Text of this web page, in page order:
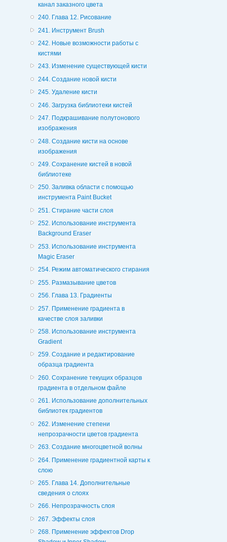
канал заказного цвета
240. Глава 12. Рисование
241. Инструмент Brush
242. Новые возможности работы с
кистями
243. Изменение существующей кисти
244. Создание новой кисти
245. Удаление кисти
246. Загрузка библиотеки кистей
247. Подкрашивание полутонового
изображения
248. Создание кисти на основе
изображения
249. Сохранение кистей в новой
библиотеке
250. Заливка области с помощью
инструмента Paint Bucket
251. Стирание части слоя
252. Использование инструмента
Background Eraser
253. Использование инструмента
Magic Eraser
254. Режим автоматического стирания
255. Размазывание цветов
256. Глава 13. Градиенты
257. Применение градиента в
качестве слоя заливки
258. Использование инструмента
Gradient
259. Создание и редактирование
образца градиента
260. Сохранение текущих образцов
градиента в отдельном файле
261. Использование дополнительных
библиотек градиентов
262. Изменение степени
непрозрачности цветов градиента
263. Создание многоцветной волны
264. Применение градиентной карты к
слою
265. Глава 14. Дополнительные
сведения о слоях
266. Непрозрачность слоя
267. Эффекты слоя
268. Применение эффектов Drop